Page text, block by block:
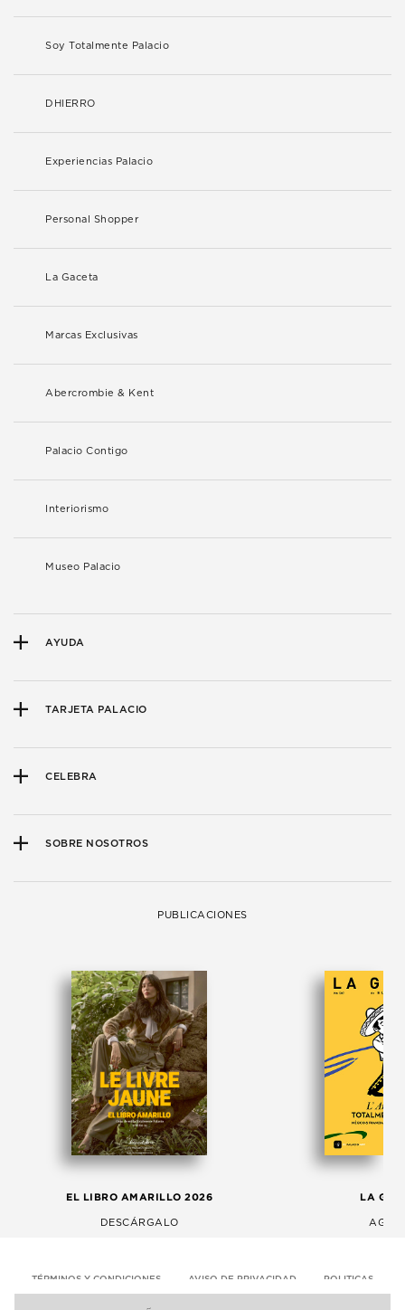
Soy Totalmente Palacio
DHIERRO
Experiencias Palacio
Personal Shopper
La Gaceta
Marcas Exclusivas
Abercrombie & Kent
Palacio Contigo
Interiorismo
Museo Palacio
AYUDA
TARJETA PALACIO
CELEBRA
SOBRE NOSOTROS
PUBLICACIONES
EL LIBRO AMARILLO 2026
DESCÁRGALO
LA
TÉRMINOS Y CONDICIONES AVISO DE PRIVACIDAD POLITICAS